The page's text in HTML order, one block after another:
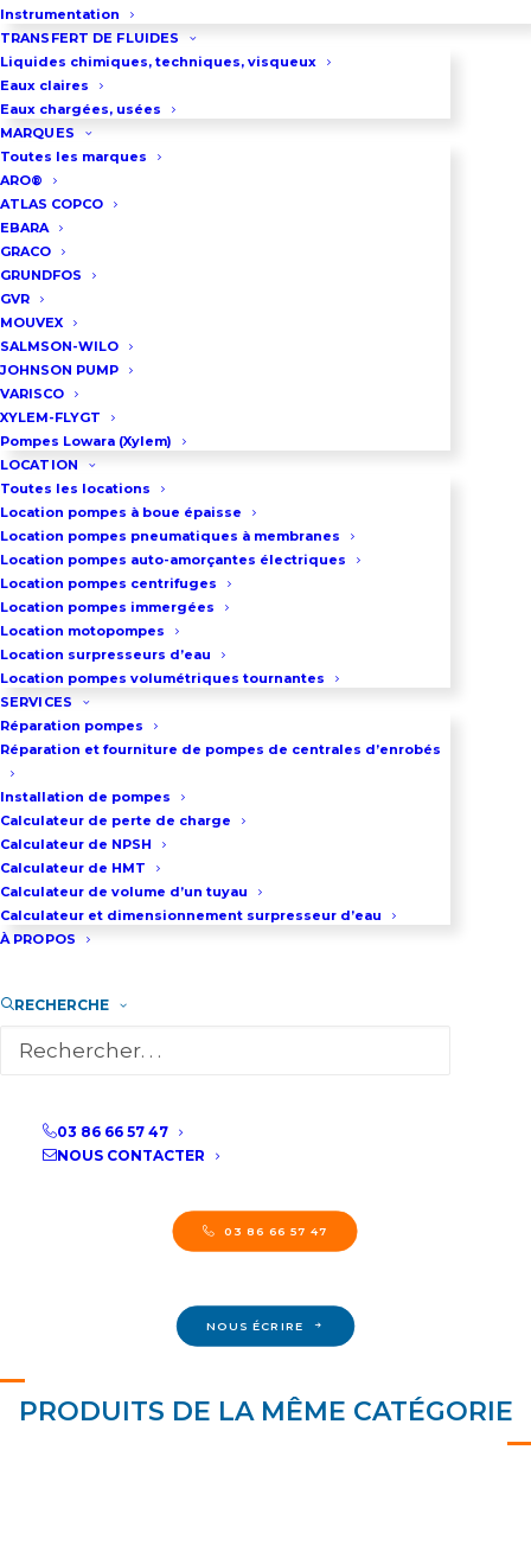
Instrumentation
TRANSFERT DE FLUIDES
Liquides chimiques, techniques, visqueux
Eaux claires
Eaux chargées, usées
MARQUES
Toutes les marques
ARO®
ATLAS COPCO
EBARA
GRACO
GRUNDFOS
GVR
MOUVEX
SALMSON-WILO
JOHNSON PUMP
VARISCO
XYLEM-FLYGT
Pompes Lowara (Xylem)
LOCATION
Toutes les locations
Location pompes à boue épaisse
Location pompes pneumatiques à membranes
Location pompes auto-amorçantes électriques
Location pompes centrifuges
Location pompes immergées
Location motopompes
Location surpresseurs d’eau
Location pompes volumétriques tournantes
SERVICES
Réparation pompes
Réparation et fourniture de pompes de centrales d’enrobés
Installation de pompes
Calculateur de perte de charge
Calculateur de NPSH
Calculateur de HMT
Calculateur de volume d’un tuyau
Calculateur et dimensionnement surpresseur d’eau
À PROPOS
RECHERCHE
03 86 66 57 47
NOUS CONTACTER
BESOIN D'INFORMATIONS ?
Contactez-nous dès maintenant pour
obtenir de plus amples renseignements
complets. Notre équipe est prête à
répondre à toutes vos questions et à vous
03 86 66 57 47
NOUS ÉCRIRE
PRODUITS DE LA MÊME CATÉGORIE